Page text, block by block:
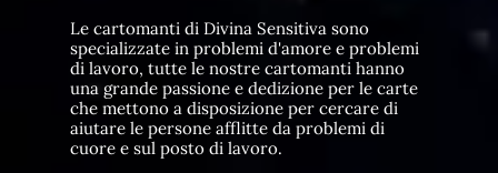
Le cartomanti di Divina Sensitiva sono
specializzate in problemi d'amore e problemi
di lavoro, tutte le nostre cartomanti hanno
una grande passione e dedizione per le carte
che mettono a disposizione per cercare di
aiutare le persone afflitte da problemi di
cuore e sul posto di lavoro.